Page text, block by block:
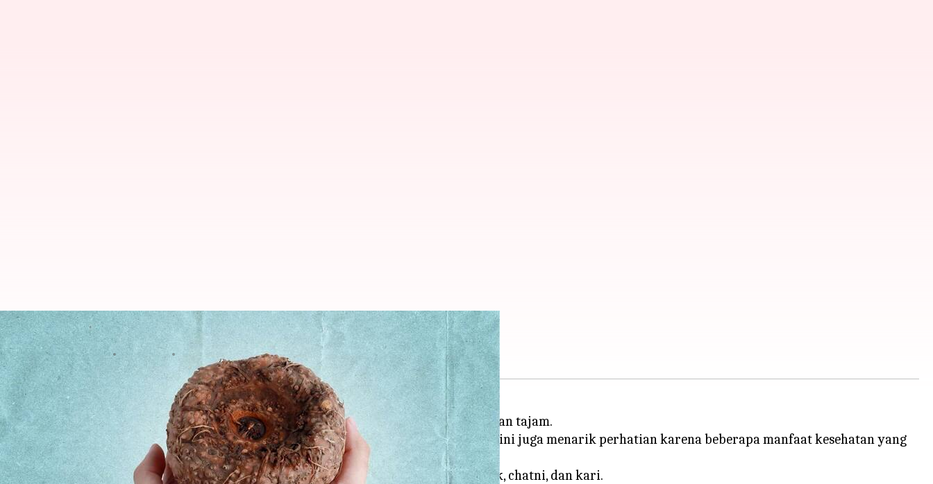
Ketahui manfaat luar biasa suweg bagi kesehatan
menulis Taufiq Al Jufri Jul 13, 2023 11:26 am
Apa ceritanya
Suweg adalah sayuran kurang terkenal yang disukai karena rasanya yang manis dan tajam.
Dikenal juga dengan nama ubi kaki gajah atau suran, hidangan khas musim dingin ini juga menarik perhatian karena beberapa manfaat kesehatan yang
membuatnya menjadi makanan bermanfaat.
Dengan tekstur yang keras dan alot, sayuran ini digunakan untuk membuat keripik, chatni, dan kari.